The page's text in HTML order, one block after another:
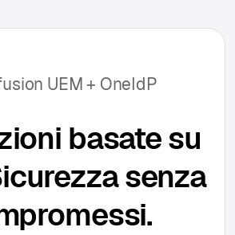
UEM + OneIdP
basate su
senza